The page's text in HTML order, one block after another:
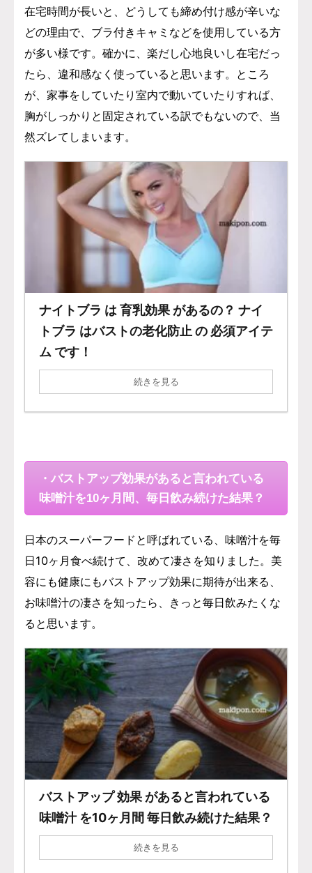
在宅時間が長いと、どうしても締め付け感が辛いな
どの理由で、ブラ付きキャミなどを使用している方
が多い様です。 確かに、楽だし心地良いし在宅だっ
たら、違和感なく使っていると思います。 ところ
が、家事をしていたり室内で動いていたりすれば、
胸がしっかりと固定されている訳でもないので、当
然ズレてしまいます。
ナイトブラ は 育乳効果 があるの？ ナイ
トブラ はバストの老化防止 の 必須アイテ
ム です！
続きを見る
・バストアップ効果があると言われている
味噌汁を10ヶ月間、毎日飲み続けた結果？
日本のスーパーフードと呼ばれている、味噌汁を毎
日10ヶ月食べ続けて、改めて凄さを知りました。美
容にも健康にもバストアップ効果に期待が出来る、
お味噌汁の凄さを知ったら、きっと毎日飲みたくな
ると思います。
バストアップ 効果 があると言われている
味噌汁 を10ヶ月間 毎日飲み続けた結果？
続きを見る